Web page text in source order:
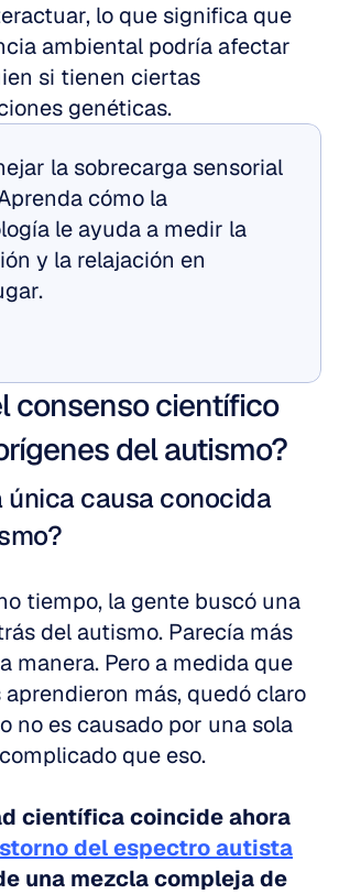
lo que significa que
ambiental podría afectar
si tienen ciertas
genéticas.
la sobrecarga sensorial
cómo la
le ayuda a medir la
y la relajación en
consenso científico
del autismo?
única causa conocida
tiempo, la gente buscó una
del autismo. Parecía más
manera. Pero a medida que
más, quedó claro
no es causado por una sola
que eso.
científica coincide ahora
del espectro autista
una mezcla compleja de